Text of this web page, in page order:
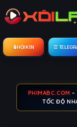
🔒︎ HỘI KÍN ☰
PHIMABC.COM –
TỐC ĐỘ